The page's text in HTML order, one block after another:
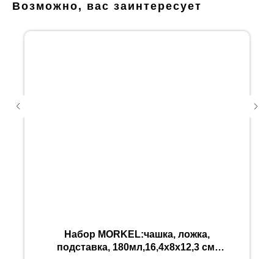
Возможно, вас заинтересует
Набор MORKEL:чашка, ложка,
подставка, 180мл,16,4х8х12,3 см,